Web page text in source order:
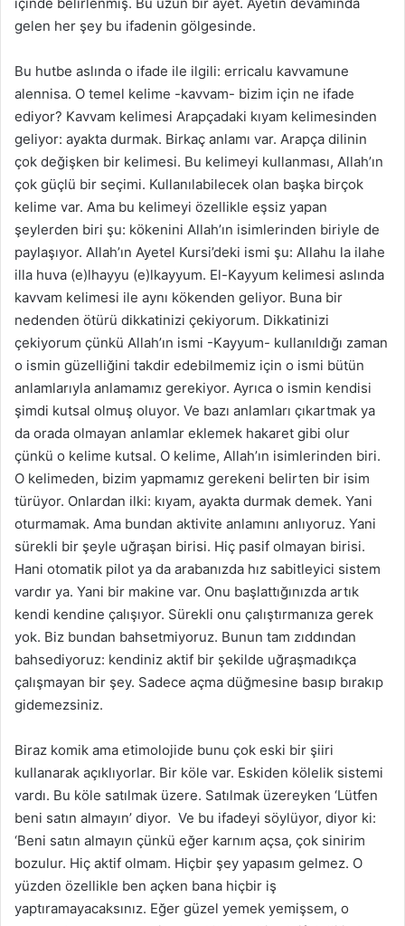
gelen her şey bu ifadenin gölgesinde.
Bu hutbe aslında o ifade ile ilgili: erricalu kavvamune
alennisa. O temel kelime -kavvam- bizim için ne ifade
ediyor? Kavvam kelimesi Arapçadaki kıyam kelimesinden
geliyor: ayakta durmak. Birkaç anlamı var. Arapça dilinin
çok değişken bir kelimesi. Bu kelimeyi kullanması, Allah’ın
çok güçlü bir seçimi. Kullanılabilecek olan başka birçok
kelime var. Ama bu kelimeyi özellikle eşsiz yapan
şeylerden biri şu: kökenini Allah’ın isimlerinden biriyle de
paylaşıyor. Allah’ın Ayetel Kursi’deki ismi şu: Allahu la ilahe
illa huva (e)lhayyu (e)lkayyum. El-Kayyum kelimesi aslında
kavvam kelimesi ile aynı kökenden geliyor. Buna bir
nedenden ötürü dikkatinizi çekiyorum. Dikkatinizi
çekiyorum çünkü Allah’ın ismi -Kayyum- kullanıldığı zaman
o ismin güzelliğini takdir edebilmemiz için o ismi bütün
anlamlarıyla anlamamız gerekiyor. Ayrıca o ismin kendisi
şimdi kutsal olmuş oluyor. Ve bazı anlamları çıkartmak ya
da orada olmayan anlamlar eklemek hakaret gibi olur
çünkü o kelime kutsal. O kelime, Allah’ın isimlerinden biri.
O kelimeden, bizim yapmamız gerekeni belirten bir isim
türüyor. Onlardan ilki: kıyam, ayakta durmak demek. Yani
oturmamak. Ama bundan aktivite anlamını anlıyoruz. Yani
sürekli bir şeyle uğraşan birisi. Hiç pasif olmayan birisi.
Hani otomatik pilot ya da arabanızda hız sabitleyici sistem
vardır ya. Yani bir makine var. Onu başlattığınızda artık
kendi kendine çalışıyor. Sürekli onu çalıştırmanıza gerek
yok. Biz bundan bahsetmiyoruz. Bunun tam zıddından
bahsediyoruz: kendiniz aktif bir şekilde uğraşmadıkça
çalışmayan bir şey. Sadece açma düğmesine basıp bırakıp
gidemezsiniz.
Biraz komik ama etimolojide bunu çok eski bir şiiri
kullanarak açıklıyorlar. Bir köle var. Eskiden kölelik sistemi
vardı. Bu köle satılmak üzere. Satılmak üzereyken ‘Lütfen
beni satın almayın’ diyor. Ve bu ifadeyi söylüyor, diyor ki:
‘Beni satın almayın çünkü eğer karnım açsa, çok sinirim
bozulur. Hiç aktif olmam. Hiçbir şey yapasım gelmez. O
yüzden özellikle ben açken bana hiçbir iş
yaptıramayacaksınız. Eğer güzel yemek yemişsem, o